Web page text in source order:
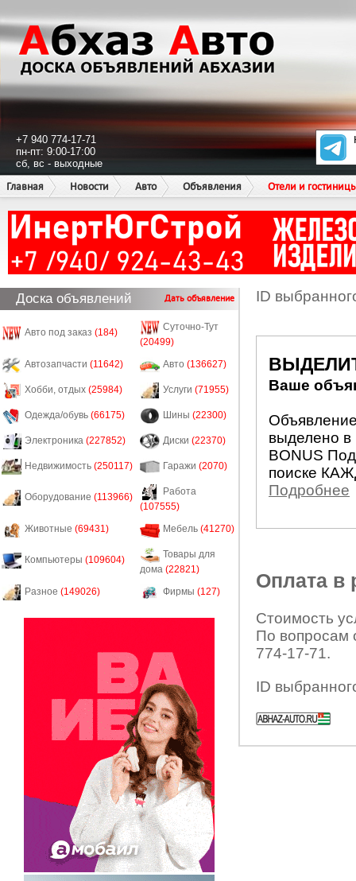
+7 940 774-17-71
пн-пт: 9:00-17:00
сб, вс - выходные
Главная
Новости Авто Объявления Отели и
Доска объявлений Дать объявление
Авто под заказ (184)
Суточно-Тут
(20499)
Автозапчасти (11642) Авто (136627)
Хобби, отдых (25984) Услуги (71955)
Одежда/обувь (66175) Шины (22300)
Электроника (227852) Диски (22370)
Недвижимость (250117) Гаражи (2070)
Оборудование (113966)
Работа
(107555)
Животные (69431) Мебель (41270)
Компьютеры (109604)
Товары для
дома (22821)
Разное (149026) Фирмы (127)
ID
Ваше
выделено в
BONUS
поиске
Подробнее
Оплата в
Стоимость
По вопросам
774-17-71.
ID